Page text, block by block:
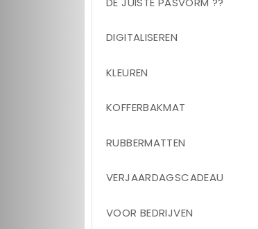
DIGITALISEREN
KLEUREN
KOFFERBAKMAT
RUBBERMATTEN
VERJAARDAGSCADEAU
VOOR BEDRIJVEN